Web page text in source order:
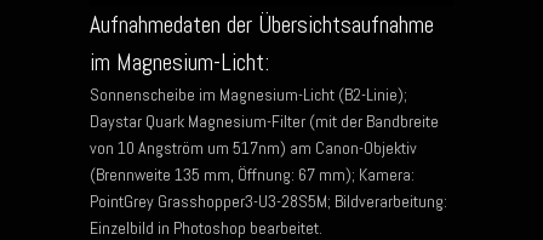
Aufnahmedaten der Übersichtsaufnahme
im Magnesium-Licht:
Sonnenscheibe im Magnesium-Licht (B2-Linie);
Daystar Quark Magnesium-Filter (mit der Bandbreite
von 10 Angström um 517nm) am Canon-Objektiv
(Brennweite 135 mm, Öffnung: 67 mm); Kamera:
PointGrey Grasshopper3-U3-28S5M; Bildverarbeitung:
Einzelbild in Photoshop bearbeitet.